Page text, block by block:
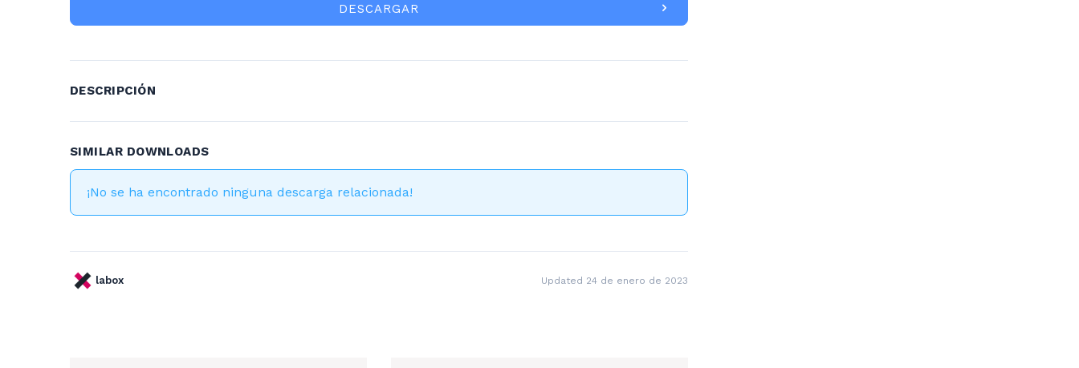
DESCARGAR
DESCRIPCIÓN
SIMILAR DOWNLOADS
¡No se ha encontrado ninguna descarga relacionada!
labox Updated 24 de enero de 2023